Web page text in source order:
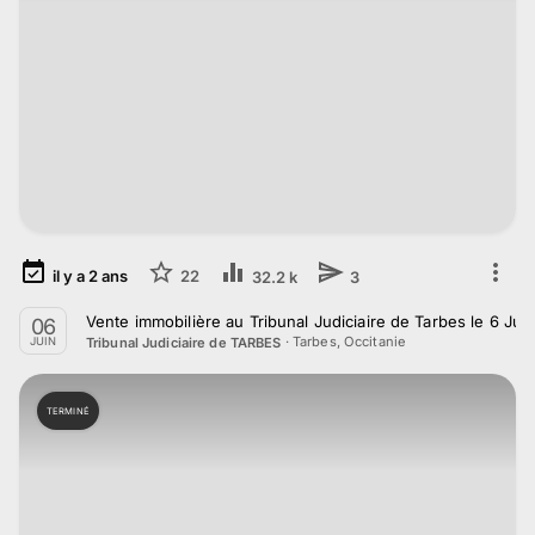
il y a 2ans 22 32.2 k 3
06
JUIN
Vente immobilière au Tribunal Judiciaire de Tarbes le 6
Tribunal Judiciaire de TARBES · Tarbes, Occitanie
TERMINÉ